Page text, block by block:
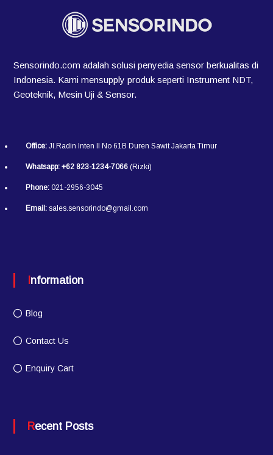
Sensorindo.com adalah solusi penyedia sensor berkualitas di
Indonesia. Kami mensupply produk seperti Instrument NDT,
Geoteknik, Mesin Uji & Sensor.
Office:Jl.Radin Inten II No 61B Duren Sawit Jakarta Timur
Whatsapp: +62 823-1234-7066(Rizki)
Phone:021-2956-3045
Email:sales.sensorindo@gmail.com
Information
Blog
Contact Us
Enquiry Cart
Recent Posts